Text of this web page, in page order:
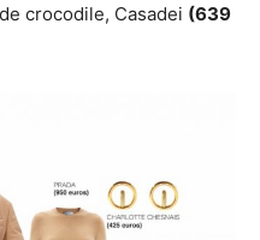
crocodile, Casadei (639